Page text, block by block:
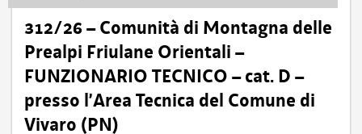
312/26 – Comunità di Montagna delle
Prealpi Friulane Orientali –
FUNZIONARIO TECNICO – cat. D –
presso l’Area Tecnica del Comune di
Vivaro (PN)